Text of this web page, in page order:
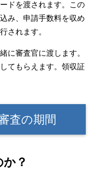
ドを渡されます。この
み、申請手数料を収め
されます。
に審査官に渡します。
てもらえます。領収証
査の期間
？